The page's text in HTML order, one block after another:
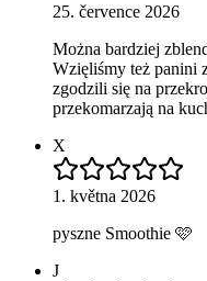
25. července 2026
Można bardziej
Wzięliśmy też panini
zgodzili się na
przekomarzają na
X
1. května 2026
pyszne Smoothie 🩷
J